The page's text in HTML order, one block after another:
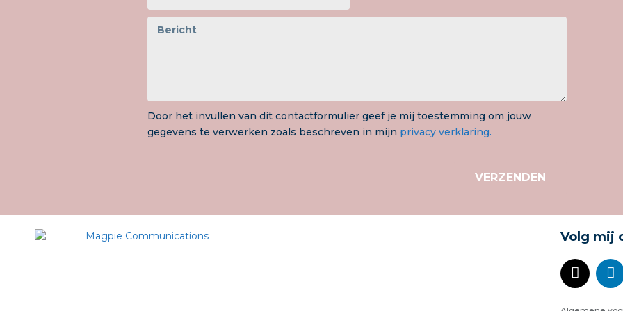
Door het invullen van dit contactformulier geef je mij toestemming om jouw
gegevens te verwerken zoals beschreven in mijn privacy verklaring.
VERZENDEN
Volg mij